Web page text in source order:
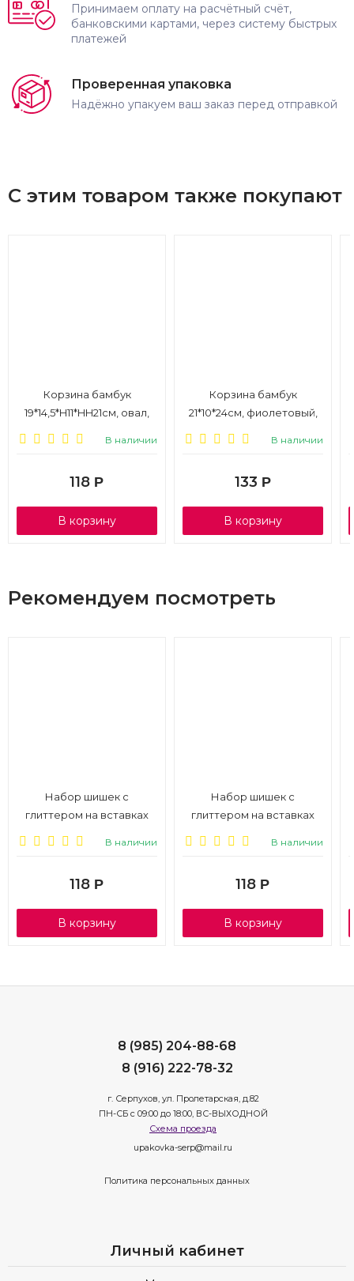
Принимаем оплату на расчётный счёт,
банковскими картами, через систему быстрых
платежей
Проверенная упаковка
Надёжно упакуем ваш заказ перед отправкой
С этим товаром также покупают
Корзина бамбук
19*14,5*H11*HH21см, овал,
В наличии
118 Р
В корзину
Корзина бамбук
21*10*24см, фиолетовый,
В наличии
133 Р
В корзину
Рекомендуем посмотреть
Набор шишек с
глиттером на вставках
В наличии
118 Р
В корзину
Набор шишек с
глиттером на вставках
В наличии
118 Р
В корзину
8 (985) 204-88-68
8 (916) 222-78-32
г. Серпухов, ул. Пролетарская, д.82
ПН-СБ с 09:00 до 18:00, ВС-ВЫХОДНОЙ
Схема проезда
upakovka-serp@mail.ru
Политика персональных данных
Личный кабинет